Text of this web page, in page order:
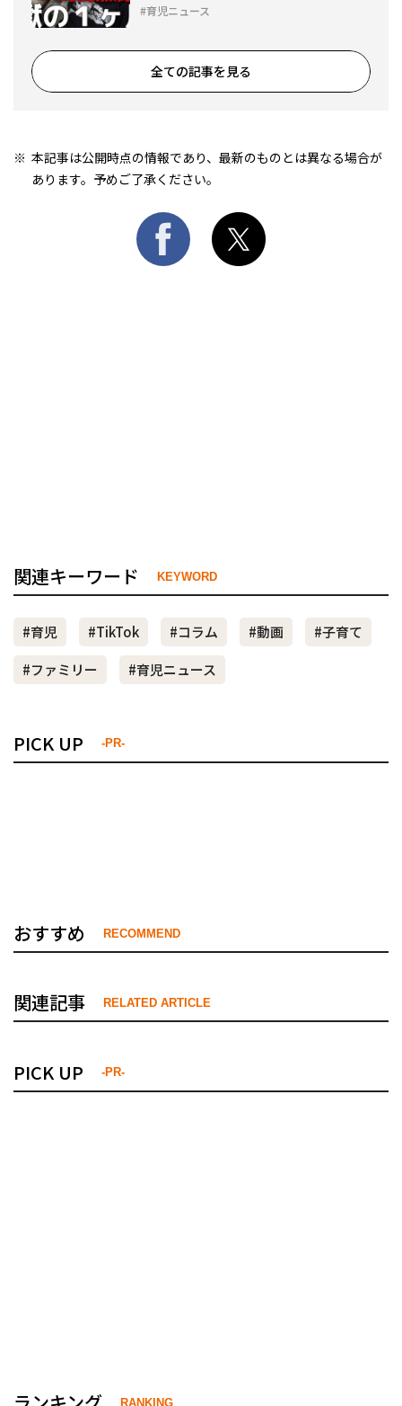
育児ニュース
全ての記事を見る
本記事は公開時点の情報であり、最新のものとは異なる場合が
あります。予めご了承ください。
関連キーワード KEYWORD
#育児 #TikTok #コラム #動画
#子育て
#ファミリー
#育児ニュース
PICK UP -PR-
おすすめ RECOMMEND
関連記事 RELATED ARTICLE
PICK UP -PR-
RANKING